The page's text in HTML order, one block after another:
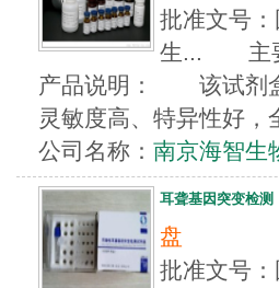
批准文号
生... 主要
产品说明： 该试剂盒
灵敏度高、特异性好，
公司名称： 南京海智生
耳聋基因突变检测
盘
批准文号